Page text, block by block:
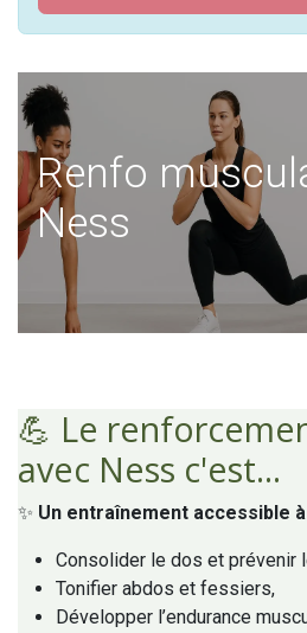
Renfo
Ness
💪 Le
avec Ness c'est...
✨ Un entraînement accessible
Consolider le dos et prévenir
Tonifier abdos et fessiers,
Développer l’endurance